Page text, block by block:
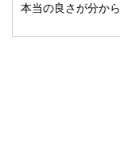
本当の良さが分か